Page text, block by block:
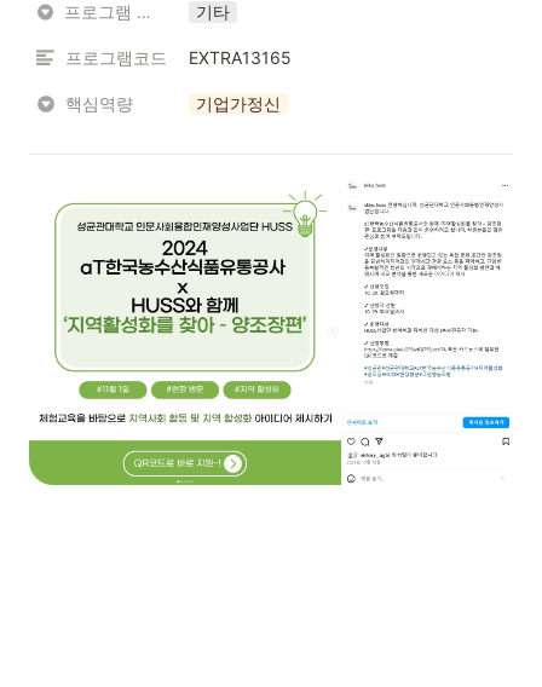
프로그램 유형 기타
프로그램코드 EXTRA13165
핵심역량 기업가정신